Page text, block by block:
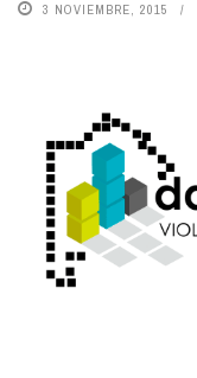
3 NOVIEMBRE, 2015